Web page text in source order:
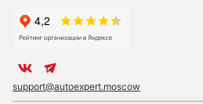
support@autoexpert.moscow